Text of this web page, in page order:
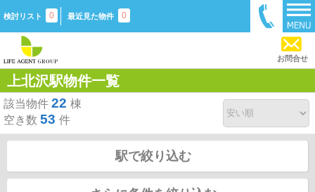
検討リスト 0 最近見た物件 0
お問合せ
上北沢駅物件一覧
該当物件 22 棟
空き数 53 件
駅で絞り込む